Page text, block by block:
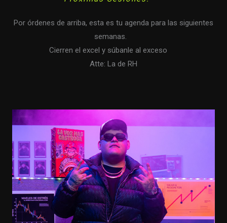
Por órdenes de arriba, esta es tu agenda para las siguientes
semanas.
Cierren el excel y súbanle al exceso
Atte: La de RH